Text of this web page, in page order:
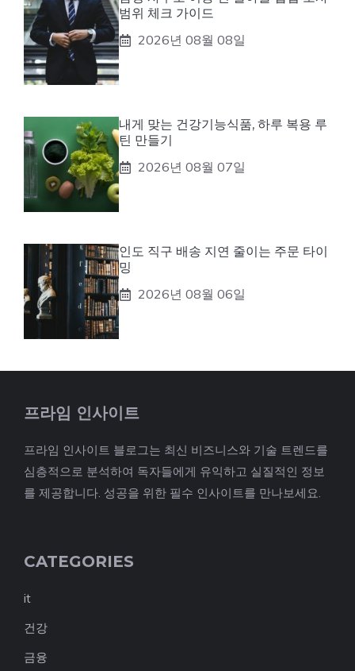
범위 체크 가이드
2026년 08월 08일
내게 맞는 건강기능식품, 하루 복용 루
틴 만들기
2026년 08월 07일
인도 직구 배송 지연 줄이는 주문 타이
밍
2026년 08월 06일
프라임 인사이트
프라임 인사이트 블로그는 최신 비즈니스와 기술 트렌드를
심층적으로 분석하여 독자들에게 유익하고 실질적인 정보
를 제공합니다. 성공을 위한 필수 인사이트를 만나보세요.
CATEGORIES
it
건강
금융